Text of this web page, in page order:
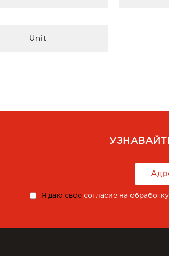
Unit
Я даю свое согласие на